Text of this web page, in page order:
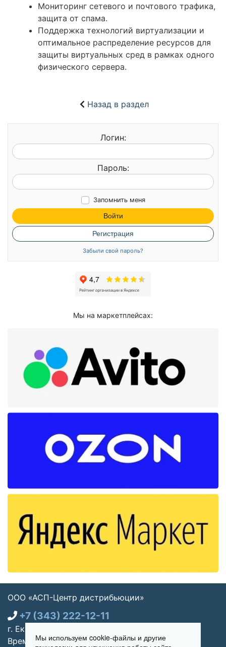
Мониторинг сетевого и почтового трафика,
защита от спама.
Поддержка технологий виртуализации и
оптимальное распределение ресурсов для
защиты виртуальных сред в рамках одного
физического сервера.
Назад в раздел
Логин:
Пароль:
Запомнить меня
Войти
Регистрация
Забыли свой пароль?
Мы на маркетплейсах:
ООО «АСП-Центр дистрибьюции»
+7 (343) 222-12-11
г. Екатеринбург, ул. Щорса 7, офис 270
Время работы: Пн-пт 09:00 - 18:00
Мы используем cookie-файлы и другие